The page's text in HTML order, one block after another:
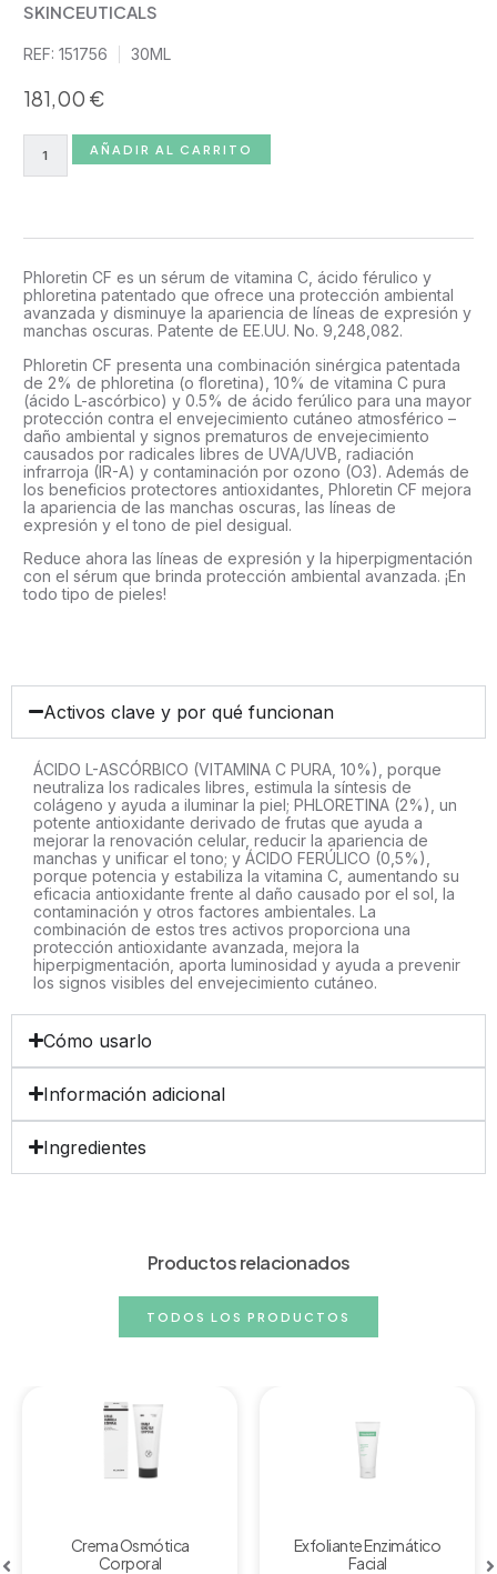
SKINCEUTICALS
REF: 151756 30ML
181,00 €
AÑADIR AL CARRITO
Phloretin CF es un sérum de vitamina C, ácido férulico y
phloretina patentado que ofrece una protección ambiental
avanzada y disminuye la apariencia de líneas de expresión y
manchas oscuras. Patente de EE.UU. No. 9,248,082.
Phloretin CF presenta una combinación sinérgica patentada
de 2% de phloretina (o floretina), 10% de vitamina C pura
(ácido L-ascórbico) y 0.5% de ácido ferúlico para una mayor
protección contra el envejecimiento cutáneo atmosférico –
daño ambiental y signos prematuros de envejecimiento
causados por radicales libres de UVA/UVB, radiación
infrarroja (IR-A) y contaminación por ozono (O3). Además de
los beneficios protectores antioxidantes, Phloretin CF mejora
la apariencia de las manchas oscuras, las líneas de
expresión y el tono de piel desigual.
Reduce ahora las líneas de expresión y la hiperpigmentación
con el sérum que brinda protección ambiental avanzada. ¡En
todo tipo de pieles!
Activos clave y por qué funcionan
ÁCIDO L-ASCÓRBICO (VITAMINA C PURA, 10%), porque
neutraliza los radicales libres, estimula la síntesis de
colágeno y ayuda a iluminar la piel; PHLORETINA (2%), un
potente antioxidante derivado de frutas que ayuda a
mejorar la renovación celular, reducir la apariencia de
manchas y unificar el tono; y ÁCIDO FERÚLICO (0,5%),
porque potencia y estabiliza la vitamina C, aumentando su
eficacia antioxidante frente al daño causado por el sol, la
contaminación y otros factores ambientales. La
combinación de estos tres activos proporciona una
protección antioxidante avanzada, mejora la
hiperpigmentación, aporta luminosidad y ayuda a prevenir
los signos visibles del envejecimiento cutáneo.
Cómo usarlo
Información adicional
Ingredientes
Productos relacionados
TODOS LOS PRODUCTOS
Crema Osmótica
Corporal
Exfoliante Enzimático
Facial